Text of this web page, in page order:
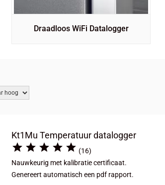
Draadloos WiFi Datalogger
Kt1Mu Temperatuur datalogger
     (16)
Nauwkeurig met kalibratie certificaat.
Genereert automatisch een pdf rapport.